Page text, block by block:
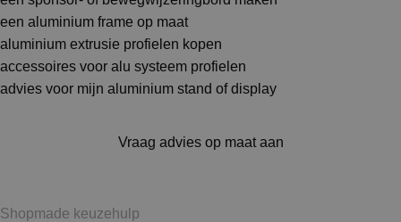
een aluminium frame op maat
aluminium extrusie profielen kopen
accessoires voor alu systeem profielen
advies voor mijn aluminium stand of display
Vraag advies op maat aan
Shopmade keuzehulp